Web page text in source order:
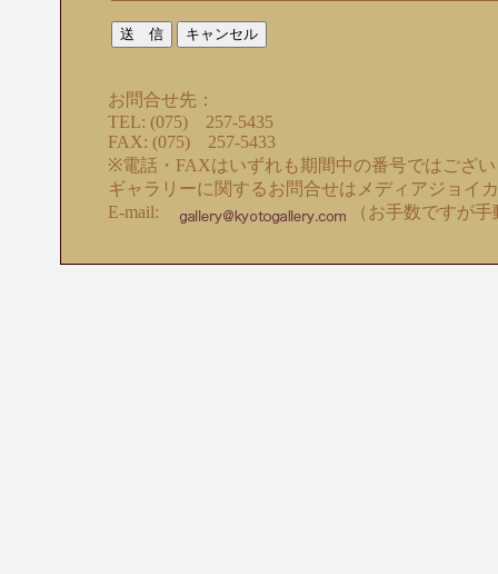
お問合せ先：
TEL: (075) 257-5435
FAX: (075) 257-5433
※電話・FAXはいずれも期間中の番号ではござ
ギャラリーに関するお問合せはメディアジョイ
E-mail:
（お手数ですが